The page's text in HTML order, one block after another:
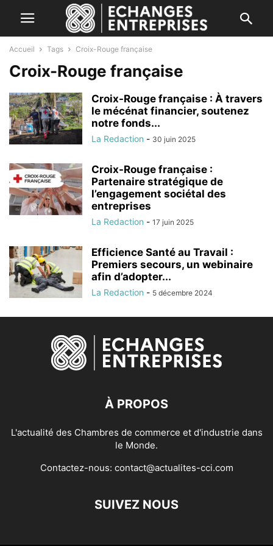
Accueil Tags Croix-Rouge française
Croix-Rouge française
Croix-Rouge française : À travers
le mécénat financier, soutenez
notre fonds...
La Redaction - 30 juin 2025
Croix-Rouge française :
Partenaire stratégique de
l’engagement sociétal des
entreprises
La Redaction - 17 juin 2025
Efficience Santé au Travail :
Premiers secours, un webinaire
afin d’adopter...
La Redaction - 5 décembre 2024
À PROPOS
L'actualité des Chambres de commerce et d'industrie dans
le Monde.
Contactez-nous: contact@actualites-cci.com
SUIVEZ NOUS